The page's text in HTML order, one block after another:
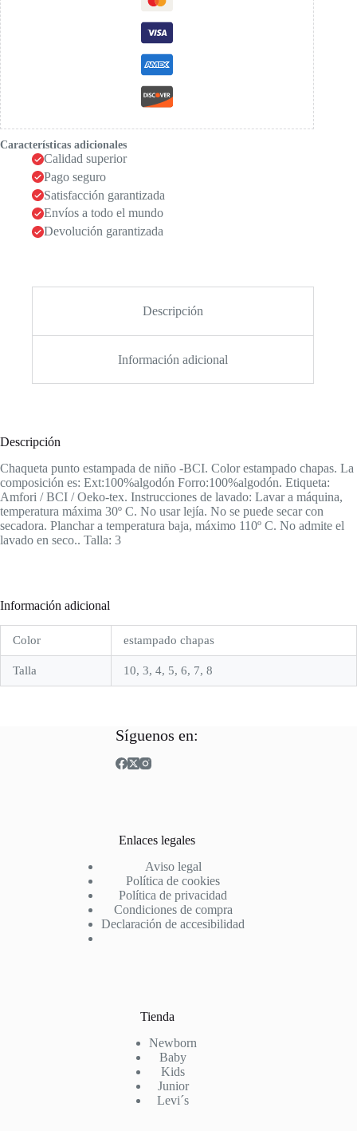
Características adicionales
Calidad superior
Pago seguro
Satisfacción garantizada
Envíos a todo el mundo
Devolución garantizada
Descripción
Información adicional
Descripción
Chaqueta punto estampada de niño -BCI. Color estampado chapas. La
composición es: Ext:100%algodón Forro:100%algodón. Etiqueta:
Amfori / BCI / Oeko-tex. Instrucciones de lavado: Lavar a máquina,
temperatura máxima 30º C. No usar lejía. No se puede secar con
secadora. Planchar a temperatura baja, máximo 110º C. No admite el
lavado en seco.. Talla: 3
Información adicional
Color estampado chapas
Talla 10, 3, 4, 5, 6, 7, 8
Síguenos en:
Enlaces legales
Aviso legal
Política de cookies
Política de privacidad
Condiciones de compra
Declaración de accesibilidad
Tienda
Newborn
Baby
Kids
Junior
Levi´s